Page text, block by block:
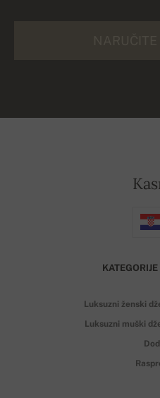
Luksuzni ženski
Luksuzni muški